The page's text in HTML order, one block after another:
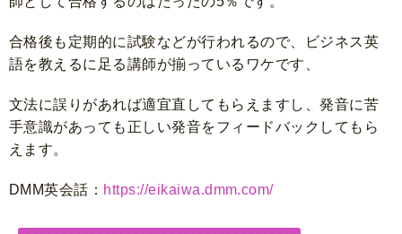
合格後も定期的に試験などが行われるので、ビジネス英
語を教えるに足る講師が揃っているワケです、
文法に誤りがあれば適宜直してもらえますし、発音に苦
手意識があっても正しい発音をフィードバックしてもら
えます。
DMM英会話： https://eikaiwa.dmm.com/